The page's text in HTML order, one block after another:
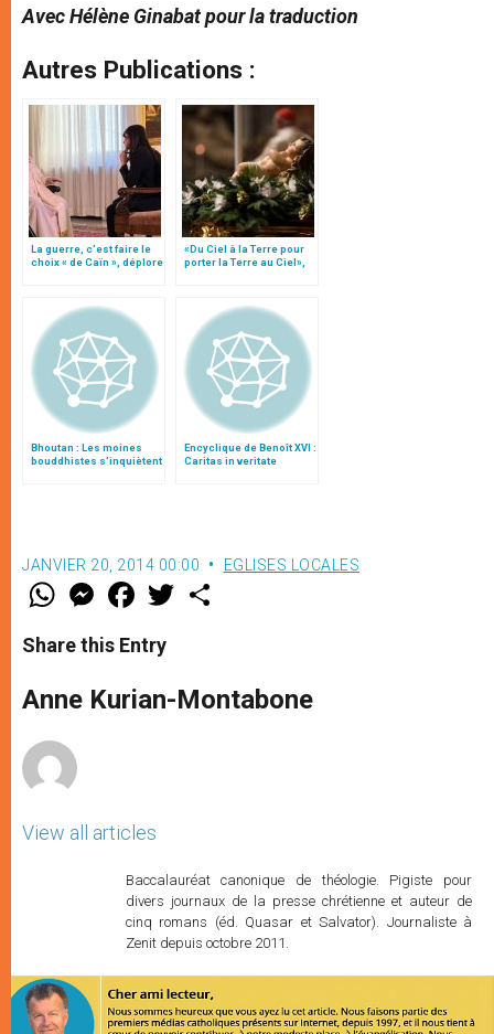
Avec Hélène Ginabat pour la traduction
Autres Publications :
La guerre, c’est faire le
choix « de Caïn », déplore
«Du Ciel à la Terre pour
porter la Terre au Ciel»,
Bhoutan : Les moines
bouddhistes s’inquiètent
Encyclique de Benoît XVI :
Caritas in veritate
JANVIER 20, 2014 00:00 EGLISES LOCALES
W
t
s
p
p
M
e
s
e
g
e
F
a
e
b
o
k
w
r
Share this Entry
Anne Kurian-Montabone
View all articles
Baccalauréat canonique de théologie. Pigiste pour
divers journaux de la presse chrétienne et auteur de
cinq romans (éd. Quasar et Salvator). Journaliste à
Zenit depuis octobre 2011.